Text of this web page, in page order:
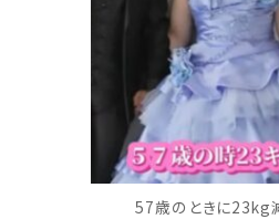
57歳のときに23kg